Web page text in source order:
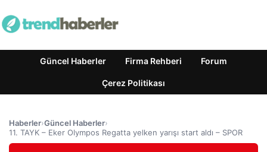
Güncel Haberler Firma Rehberi Forum
Çerez Politikası
Haberler›Güncel Haberler›
11. TAYK – Eker Olympos Regatta yelken yarışı start aldı – SPOR